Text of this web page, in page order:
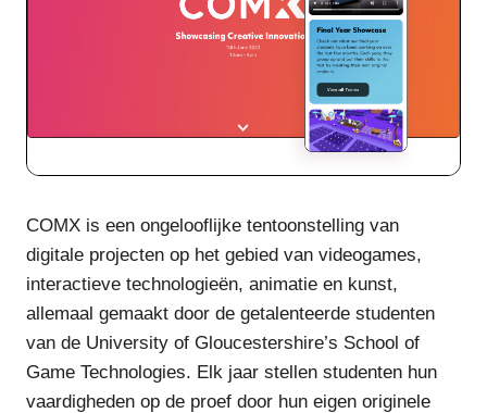
COMX is een ongelooflijke tentoonstelling van
digitale projecten op het gebied van videogames,
interactieve technologieën, animatie en kunst,
allemaal gemaakt door de getalenteerde studenten
van de University of Gloucestershire’s School of
Game Technologies. Elk jaar stellen studenten hun
vaardigheden op de proef door hun eigen originele